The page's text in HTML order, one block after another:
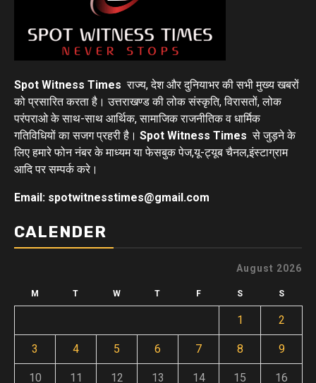
Spot Witness Times राज्य, देश और दुनियाभर की सभी मुख्य खबरों
को प्रसारित करता है। उत्तराखण्ड की लोक संस्कृति, विरासतों, लोक
परंपराओ के साथ-साथ आर्थिक, सामाजिक राजनीतिक व धार्मिक
गतिविधियों का सजग प्रहरी है। Spot Witness Times से जुड़ने के
लिए हमारे फोन नंबर के माध्यम या फेसबुक पेज,यू-ट्यूब चैनल,इंस्टाग्राम
आदि पर सम्पर्क करे।
Email: spotwitnesstimes@gmail.com
CALENDER
August 2026
M T W T F S S
1 2
3 4 5 6 7 8 9
10 11 12 13 14 15 16